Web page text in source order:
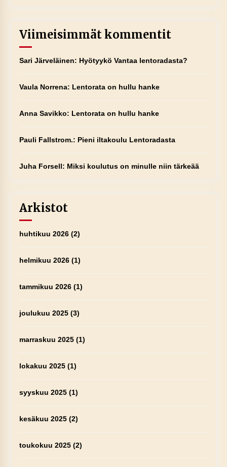
Viimeisimmät kommentit
Sari Järveläinen: Hyötyykö Vantaa lentoradasta?
Vaula Norrena: Lentorata on hullu hanke
Anna Savikko: Lentorata on hullu hanke
Pauli Fallstrom.: Pieni iltakoulu Lentoradasta
Juha Forsell: Miksi koulutus on minulle niin tärkeää
Arkistot
huhtikuu 2026(2)
helmikuu 2026(1)
tammikuu 2026(1)
joulukuu 2025(3)
marraskuu 2025(1)
lokakuu 2025(1)
syyskuu 2025(1)
kesäkuu 2025(2)
toukokuu 2025(2)